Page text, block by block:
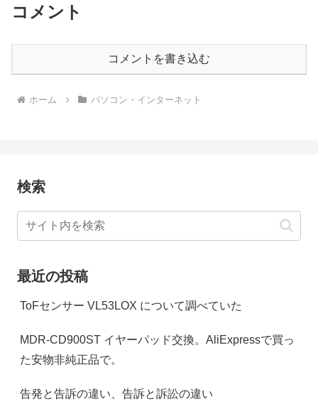
コメント
コメントを書き込む
ホーム パソコン・インターネット
検索
最近の投稿
ToFセンサー VL53LOX について調べていた
MDR-CD900ST イヤーパッド交換。AliExpressで買っ
た安物非純正品で。
告発と告訴の違い、告訴と訴訟の違い